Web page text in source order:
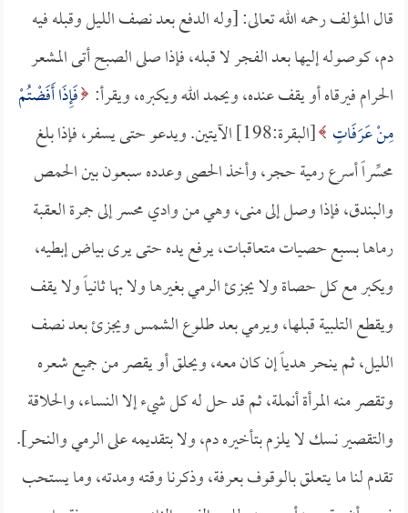
قال المؤلف رحمه الله تعالى: [وله الدفع بعد نصف الليل وقبله فيه
دم، كوصوله إليها بعد الفجر لا قبله، فإذا صلى الصبح أتى المشعر
الحرام فيرقاه أو يقف عنده، ويحمد الله ويكبره، ويقرأ: فَإِذَا أَفَضْتُمْ
مِنْ عَرَفَاتٍ
[البقرة:198] الآيتين. ويدعو حتى يسفر، فإذا بلغ
محسِّراً أسرع رمية حجر، وأخذ الحصى وعدده سبعون بين الحمص
والبندق، فإذا وصل إلى منى، وهي من وادي محسر إلى جمرة العقبة
رماها بسبع حصيات متعاقبات، يرفع يده حتى يرى بياض إبطيه،
ويكبر مع كل حصاة ولا يجزئ الرمي بغيرها ولا بها ثانياً ولا يقف
ويقطع التلبية قبلها، ويرمي بعد طلوع الشمس ويجزئ بعد نصف
الليل، ثم ينحر هدياً إن كان معه، ويحلق أو يقصر من جميع شعره
وتقصر منه المرأة أنملة، ثم قد حل له كل شيء إلا النساء، والحلاقة
والتقصير نسك لا يلزم بتأخيره دم، ولا بتقديمه على الرمي والنحر].
تقدم لنا ما يتعلق بالوقوف بعرفة، وذكرنا وقته ومدته، وما يستحب